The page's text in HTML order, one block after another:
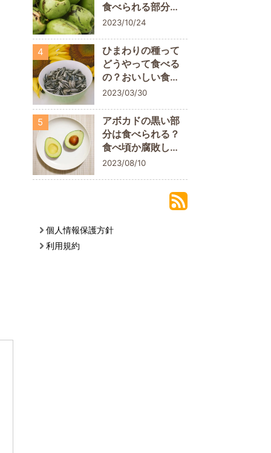
食べられる部分に
ついておさらいし
2023/10/24
ひまわりの種って
どうやって食べる
の？おいしい食べ
方や栄養素を解説
2023/03/30
4
アボカドの黒い部
分は食べられる？
食べ頃か腐敗して
いるかの判断ポイ
2023/08/10
5
個人情報保護方針
利用規約